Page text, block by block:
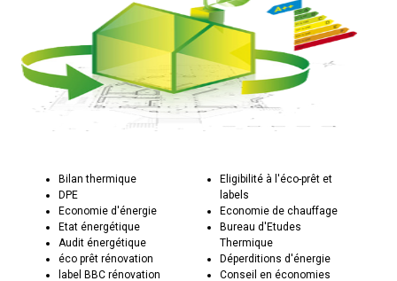
Bilan thermique
DPE
Economie d'énergie
Etat énergétique
Audit énergétique
éco prêt rénovation
label BBC rénovation
Eligibilité à l'éco-prêt et
labels
Economie de chauffage
Bureau d'Etudes
Thermique
Déperditions d'énergie
Conseil en économies